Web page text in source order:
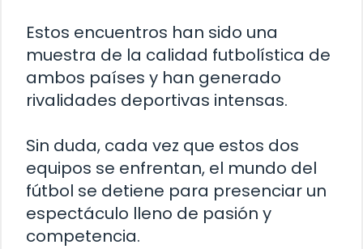
Estos encuentros han sido una
muestra de la calidad futbolística de
ambos países y han generado
rivalidades deportivas intensas.
Sin duda, cada vez que estos dos
equipos se enfrentan, el mundo del
fútbol se detiene para presenciar un
espectáculo lleno de pasión y
competencia.